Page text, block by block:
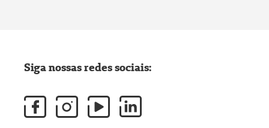
Siga nossas redes sociais: